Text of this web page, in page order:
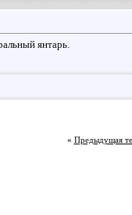
янтарь.
« Предыдущая